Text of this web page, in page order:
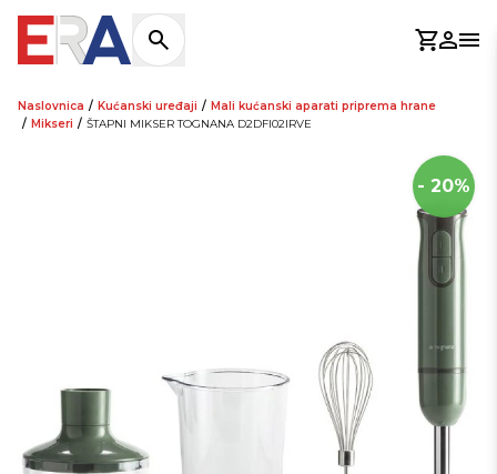
Košarica
Naslovnica / Kućanski uređaji / Mali kućanski aparati priprema hrane
/ Mikseri / ŠTAPNI MIKSER TOGNANA D2DFI02IRVE
- 20%